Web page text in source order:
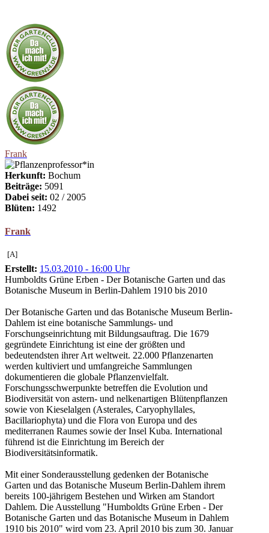
Frank
Herkunft: Bochum
Beiträge: 5091
Dabei seit: 02 / 2005
Blüten: 1492
Frank
[A]
Erstellt: 15.03.2010 - 16:00 Uhr
Humboldts Grüne Erben - Der Botanische Garten und das
Botanische Museum in Berlin-Dahlem 1910 bis 2010
Der Botanische Garten und das Botanische Museum Berlin-
Dahlem ist eine botanische Sammlungs- und
Forschungseinrichtung mit Bildungsauftrag. Die 1679
gegründete Einrichtung ist eine der größten und
bedeutendsten ihrer Art weltweit. 22.000 Pflanzenarten
werden kultiviert und umfangreiche Sammlungen
dokumentieren die globale Pflanzenvielfalt.
Forschungsschwerpunkte betreffen die Evolution und
Biodiversität von astern- und nelkenartigen Blütenpflanzen
sowie von Kieselalgen (Asterales, Caryophyllales,
Bacillariophyta) und die Flora von Europa und des
mediterranen Raumes sowie der Insel Kuba. International
führend ist die Einrichtung im Bereich der
Biodiversitätsinformatik.
Mit einer Sonderausstellung gedenken der Botanische
Garten und das Botanische Museum Berlin-Dahlem ihrem
bereits 100-jährigem Bestehen und Wirken am Standort
Dahlem. Die Ausstellung "Humboldts Grüne Erben - Der
Botanische Garten und das Botanische Museum in Dahlem
1910 bis 2010" wird vom 23. April 2010 bis zum 30. Januar